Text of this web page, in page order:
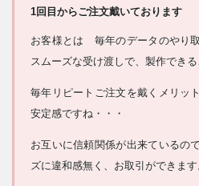
1回目からご注文戴いております
お客様とは 毎年のデータのやり
スムーズな受け渡しで、製作でき
毎年リピートご注文を戴くメリ
安定感ですね・・・
お互いに信頼関係が出来ているの
ズに違和感無く、お取引ができます